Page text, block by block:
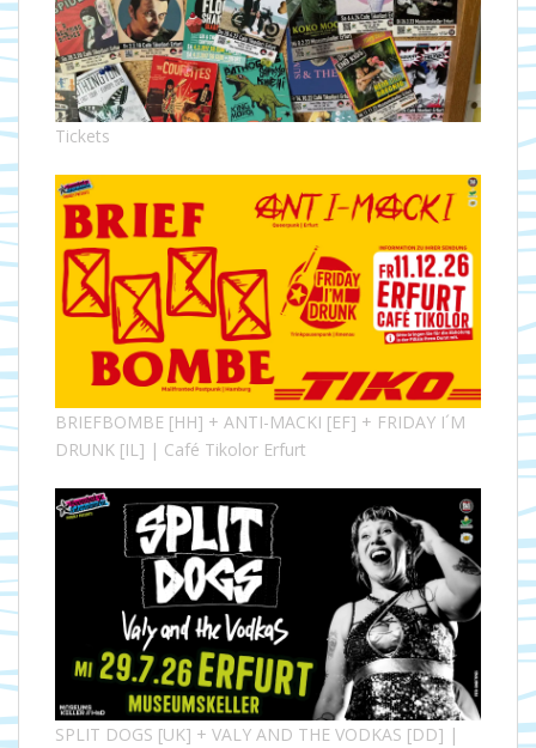
Tickets
BRIEFBOMBE [HH] + ANTI-MACKI [EF] + FRIDAY I´M
DRUNK [IL] | Café Tikolor Erfurt
SPLIT DOGS [UK] + VALY AND THE VODKAS [DD] |